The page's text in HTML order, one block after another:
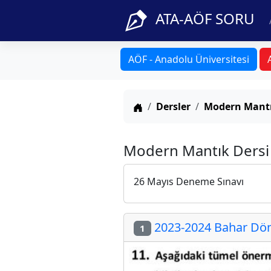
ATA-AÖF SORU
AÖF - Anadolu Üniversitesi
Anasayfa
Dersler Modern
Modern Mantık Dersi
26 Mayıs Deneme Sınavı
1 2023-2024 Bahar